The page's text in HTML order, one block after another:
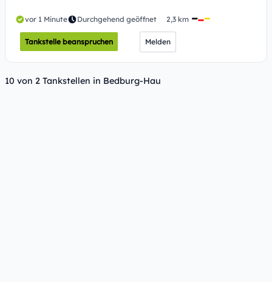
vor 1 Minute Durchgehend geöffnet 2,3 km
Tankstelle beanspruchen Melden
10 von 2 Tankstellen in Bedburg-Hau